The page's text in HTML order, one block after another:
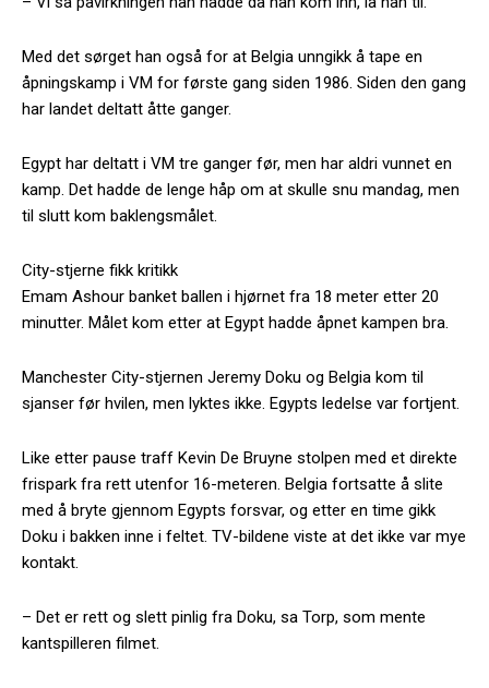
Med det sørget han også for at Belgia unngikk å tape en
åpningskamp i VM for første gang siden 1986. Siden den gang
har landet deltatt åtte ganger.
Egypt har deltatt i VM tre ganger før, men har aldri vunnet en
kamp. Det hadde de lenge håp om at skulle snu mandag, men
til slutt kom baklengsmålet.
City-stjerne fikk kritikk
Emam Ashour banket ballen i hjørnet fra 18 meter etter 20
minutter. Målet kom etter at Egypt hadde åpnet kampen bra.
Manchester City-stjernen Jeremy Doku og Belgia kom til
sjanser før hvilen, men lyktes ikke. Egypts ledelse var fortjent.
Like etter pause traff Kevin De Bruyne stolpen med et direkte
frispark fra rett utenfor 16-meteren. Belgia fortsatte å slite
med å bryte gjennom Egypts forsvar, og etter en time gikk
Doku i bakken inne i feltet. TV-bildene viste at det ikke var mye
kontakt.
– Det er rett og slett pinlig fra Doku, sa Torp, som mente
kantspilleren filmet.